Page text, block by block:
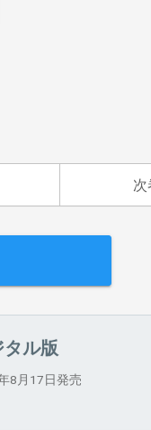
次
タル版
8月17日発売